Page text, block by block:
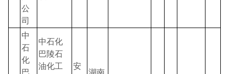
公
司
中
石
化
巴
中石化
巴陵石
油化工
安
湖南